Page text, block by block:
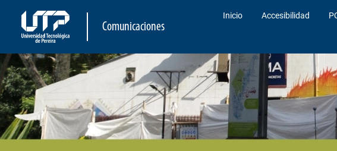
Comunicaciones
Inicio Accesibilidad